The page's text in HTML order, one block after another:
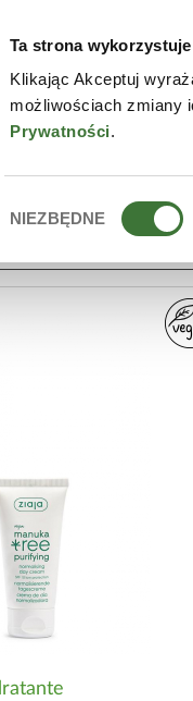
Ta strona
Klikając Akceptuj
możliwościach zmiany
Prywatności.
zgody
NIEZBĘDNE
PRODUCTOS
LÍNEA MANUKA TREE
TREE